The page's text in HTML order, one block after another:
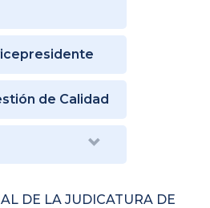
de Calidad
DE LA JUDICATURA DE